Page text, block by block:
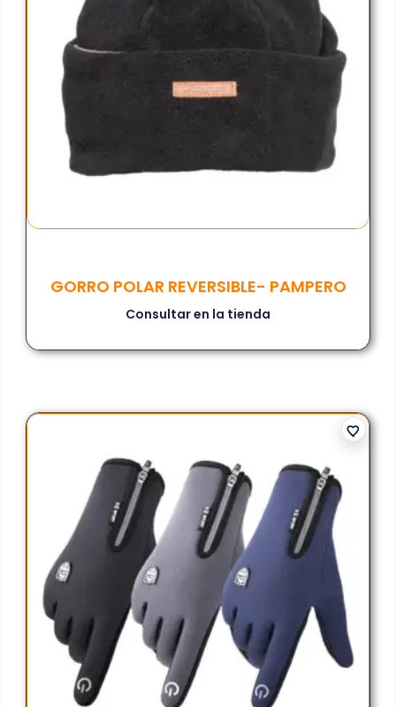
GORRO POLAR REVERSIBLE- PAMPERO
Consultar en la tienda